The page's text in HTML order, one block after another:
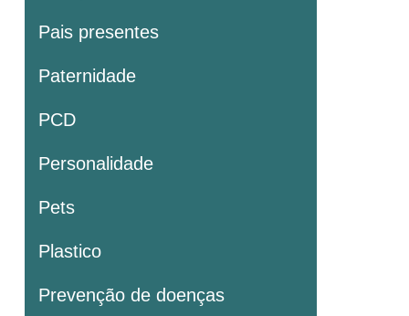
Pais presentes
Paternidade
PCD
Personalidade
Pets
Plastico
Prevenção de doenças